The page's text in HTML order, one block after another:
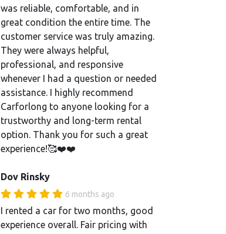
was reliable, comfortable, and in
great condition the entire time. The
customer service was truly amazing.
They were always helpful,
professional, and responsive
whenever I had a question or needed
assistance. I highly recommend
Carforlong to anyone looking for a
trustworthy and long-term rental
option. Thank you for such a great
experience!🥰❤️❤️
Dov Rinsky
6 months ago
I rented a car for two months, good
experience overall. Fair pricing with